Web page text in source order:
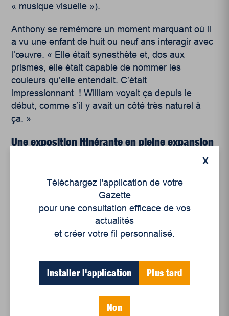
« musique visuelle »).
Anthony se remémore un moment marquant où il
a vu une enfant de huit ou neuf ans interagir avec
l’œuvre. « Elle était synesthète et, dos aux
prismes, elle était capable de nommer les
couleurs qu’elle entendait. C’était
impressionnant ! William voyait ça depuis le
début, comme s’il y avait un côté très naturel à
ça. »
Une exposition itinérante en pleine expansion
configurés en fonction du lieu d’exposition. Cette
exposition ambulante permet donc une expérience
unique qui varie selon le lieu où elle est installée.
a déjà été exposée à plusieurs
endroits, notamment à la Place des Arts de
du Quartier des spectacles, à l’esplanade du Pôle
culturel de Chambly et au parc Daniel-Johnson de
Granby durant le temps des fêtes en 2021. Plus
récemment, le duo est revenu d’Orlando, en
Prismaphonika été présentée au
X
Téléchargez l'application de votre
Gazette
pour une consultation efficace de vos
actualités
et créer votre fil personnalisé.
Installer l'application Plus tard
Non